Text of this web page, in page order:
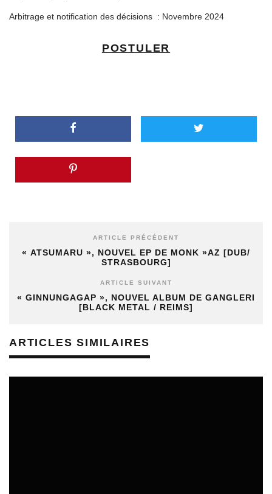
Arbitrage et notification des décisions : Novembre 2024
POSTULER
ARTICLE PRÉCÉDENT
« ATSUMARU », NOUVEL EP DE MONK »AZ [DUB/
STRASBOURG]
ARTICLE SUIVANT
« GINNUNGAGAP », NOUVEL ALBUM DE GANGLERI
[BLACK METAL / REIMS]
ARTICLES SIMILAIRES